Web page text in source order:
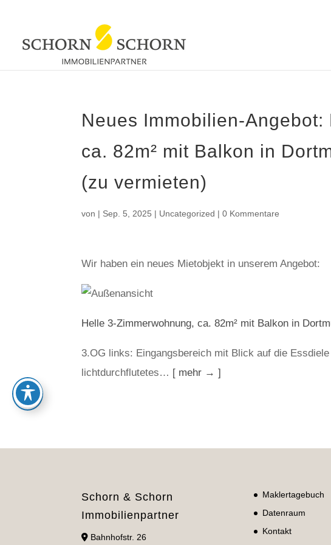
Neues Immobilien-
ca. 82m² mit Balkon in
(zu vermieten)
von | Sep. 5, 2025 | Uncategorized |0 Kommentare
Wir haben ein neues Mietobjekt in unserem Angebot:
Helle 3-Zimmerwohnung, ca. 82m² mit Balkon in
3.OG links: Eingangsbereich mit Blick auf die
lichtdurchflutetes… [ mehr → ]
Schorn & Schorn
Immobilienpartner
Bahnhofstr. 26
Maklertagebuch
Datenraum
Kontakt